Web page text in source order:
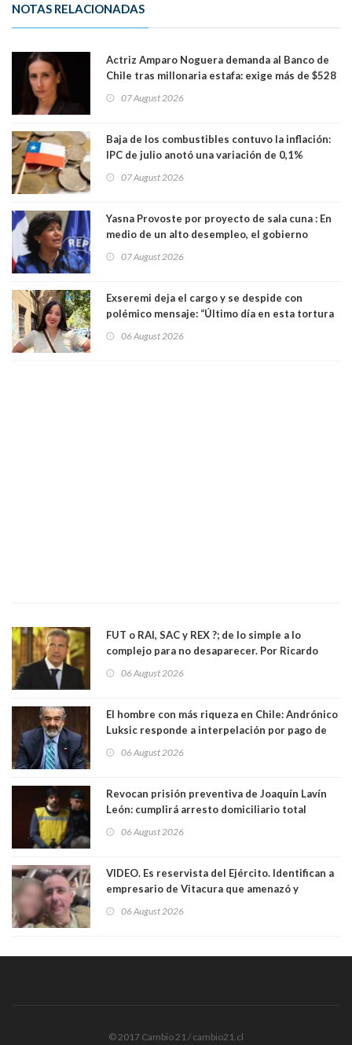
NOTAS RELACIONADAS
Actriz Amparo Noguera demanda al Banco de
Chile tras millonaria estafa: exige más de $528
07 August 2026
Baja de los combustibles contuvo la inflación:
IPC de julio anotó una variación de 0,1%
07 August 2026
Yasna Provoste por proyecto de sala cuna : En
medio de un alto desempleo, el gobierno
07 August 2026
Exseremi deja el cargo y se despide con
polémico mensaje: “Último día en esta tortura
06 August 2026
FUT o RAI, SAC y REX ?; de lo simple a lo
complejo para no desaparecer. Por Ricardo
06 August 2026
El hombre con más riqueza en Chile: Andrónico
Luksic responde a interpelación por pago de
día que me muera”
06 August 2026
Revocan prisión preventiva de Joaquín Lavín
León: cumplirá arresto domiciliario total
06 August 2026
VIDEO. Es reservista del Ejército. Identifican a
empresario de Vitacura que amenazó y
al "ring raja". Se trata de Andrés Arrieta y la
06 August 2026
© 2017 Cambio 21 / cambio21.cl